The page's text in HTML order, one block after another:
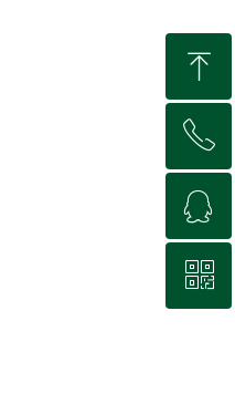
ꁸ
回到顶部
ꂅ
18725638424
ꁗ
QQ客服
ꀥ